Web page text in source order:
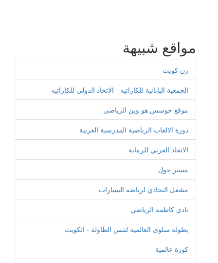
مواقع شبيهة
رن كويت
الجمعية اليابانية للكاراتيه - الاتحاد الدولي للكاراتيه
موقع جوسس هو وين الرياضى
دورة الالعاب الرياضية المدرسية العربية
الاتحاد العربي للرماية
مستر جول
مشعل النجادي لرياضة السيارات
نادي كاظمة الرياضي
بطولة سلوى العالمية لتنس الطاولة - الكويت
كورة عالمية